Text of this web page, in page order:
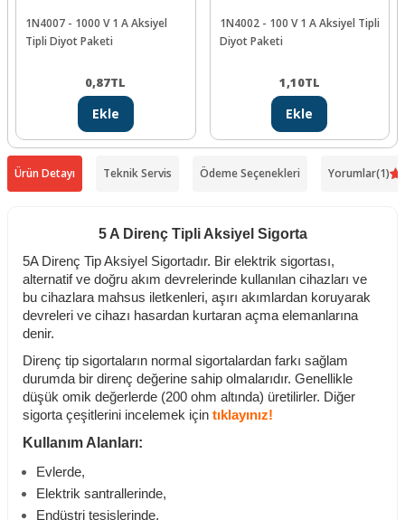
1N4007 - 1000 V 1 A Aksiyel
Tipli Diyot Paketi
0,87TL
Ekle
1N4002 - 100 V 1 A Aksiyel Tipli
Diyot Paketi
1,10TL
Ekle
Ürün Detayı Teknik Servis Ödeme Seçenekleri Yorumlar(1)
5 A Direnç Tipli Aksiyel Sigorta
5A Direnç Tip Aksiyel Sigortadır. Bir elektrik sigortası,
alternatif ve doğru akım devrelerinde kullanılan cihazları ve
bu cihazlara mahsus iletkenleri, aşırı akımlardan koruyarak
devreleri ve cihazı hasardan kurtaran açma elemanlarına
denir.
Direnç tip sigortaların normal sigortalardan farkı sağlam
durumda bir direnç değerine sahip olmalarıdır. Genellikle
düşük omik değerlerde (200 ohm altında) üretilirler. Diğer
sigorta çeşitlerini incelemek için tıklayınız!
Kullanım Alanları:
Evlerde,
Elektrik santrallerinde,
Endüstri tesislerinde,